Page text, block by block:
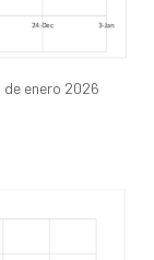
enero 2026